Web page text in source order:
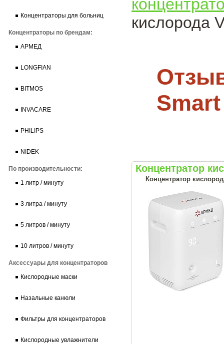
Концентраторы для больниц
Концентраторы по брендам:
АРМЕД
LONGFIAN
BITMOS
INVACARE
PHILIPS
NIDEK
По производительности:
1 литр / минуту
3 литра / минуту
5 литров / минуту
10 литров / минуту
Аксессуары для концентраторов
Кислородные маски
Назальные канюли
Фильтры для концентраторов
Кислородные увлажнители
кислорода
Концентратор
Концентратор